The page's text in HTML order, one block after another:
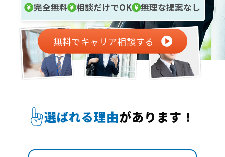
完全無料 相談だけでOK 無理な提案なし
無料でキャリア相談する
選ばれる理由があります！